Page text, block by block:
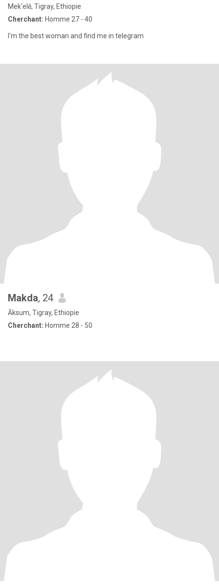
Mek'elē, Tigray, Ethiopie
Cherchant: Homme 27 - 40
I'm the best woman and find me in telegram
Makda, 24
Āksum, Tigray, Ethiopie
Cherchant: Homme 28 - 50